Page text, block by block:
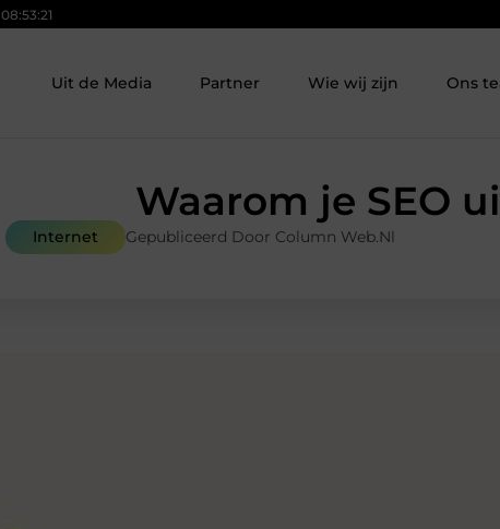
08:53:22
Uit de Media Partner Wie wij zijn Ons
Waarom je SEO
Internet Gepubliceerd Door Column Web.nl